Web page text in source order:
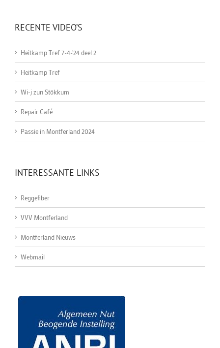
RECENTE VIDEO’S
Heitkamp Tref 7-4-'24 deel 2
Heitkamp Tref
Wi-j zun Stökkum
Repair Café
Passie in Montferland 2024
INTERESSANTE LINKS
Reggefiber
VVV Montferland
Montferland Nieuws
Webmail